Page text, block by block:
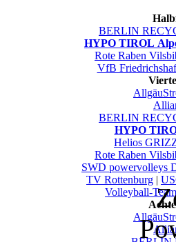
BERLIN
HYPO TIROL
Rote Raben
VfB
BERLIN
HYPO
Helios
Rote Raben
SWD powervolleys
TV Rottenburg |
Volleyball-